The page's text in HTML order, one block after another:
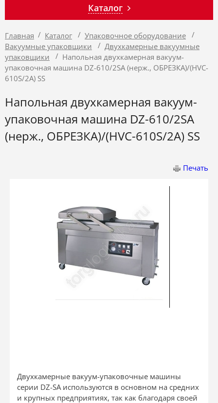
Каталог
Главная / Каталог / Упаковочное оборудование /
Вакуумные упаковщики
/ Двухкамерные вакуумные
упаковщики
/ Напольная двухкамерная вакуум-
упаковочная машина DZ-610/2SA (нерж., ОБРЕЗКА)/(HVC-
610S/2A) SS
Напольная двухкамерная вакуум-
упаковочная машина DZ-610/2SA
(нерж., ОБРЕЗКА)/(HVC-610S/2A) SS
Печать
Двухкамерные вакуум-упаковочные машины
серии DZ-SA используются в основном на средних
и крупных предприятиях, так как благодаря своей